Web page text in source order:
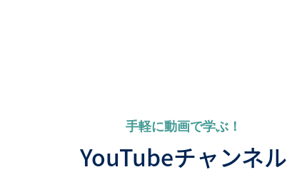
手軽に動画で学ぶ！
YouTubeチャンネル